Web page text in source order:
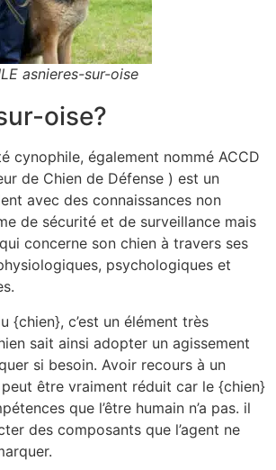
asnieres-sur-oise
oise?
cynophile, également nommé ACCD
de Chien de Défense ) est un
avec des connaissances non
de sécurité et de surveillance mais
concerne son chien à travers ses
psychologiques et
{chien}, c’est un élément très
sait ainsi adopter un agissement
si besoin. Avoir recours à un
être vraiment réduit car le {chien}
que l’être humain n’a pas. il
des composants que l’agent ne